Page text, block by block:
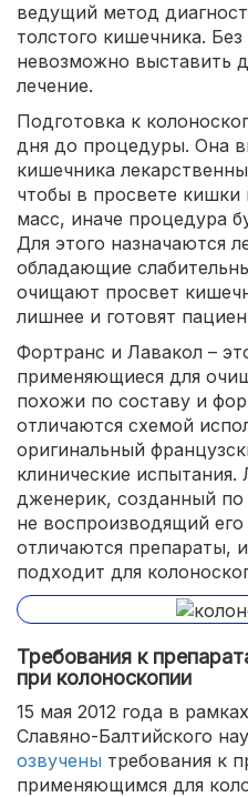
ведущий метод
толстого кишечника.
невозможно выставить
лечение.
Подготовка к
дня до процедуры. Она
кишечника
чтобы в просвете кишки
масс, иначе процедура
Для этого назначаются
обладающие
очищают просвет
лишнее и готовят
Фортранс и Лавакол –
применяющиеся для
похожи по составу и
отличаются схемой
оригинальный
клинические испытания.
дженерик, созданный
не воспроизводящий
отличаются препараты,
подходит для
Требования к
при колоноскопии
15 мая 2012 года в
Славяно-Балтийского
озвучены требования к
применяющимся для